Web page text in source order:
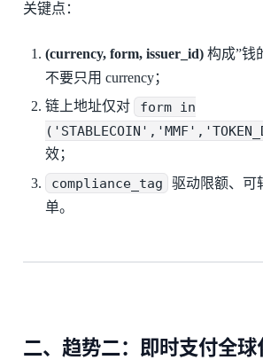
关键点：
(currency, form, issuer_id) 构成”钱
不要只用 currency；
链上地址仅对
form in
效；
compliance_tag
驱动限额、可
单。
二、趋势二：即时支付全球